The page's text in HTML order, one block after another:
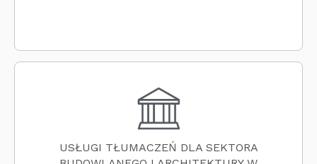
USŁUGI TŁUMACZEŃ DLA SEKTORA